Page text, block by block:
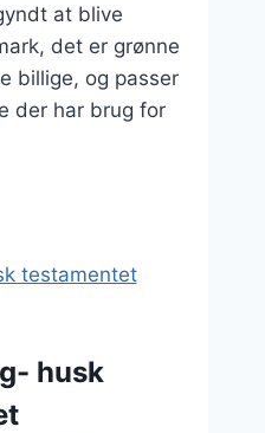
at blive
det er grønne
billige, og passer
der har brug for
husk